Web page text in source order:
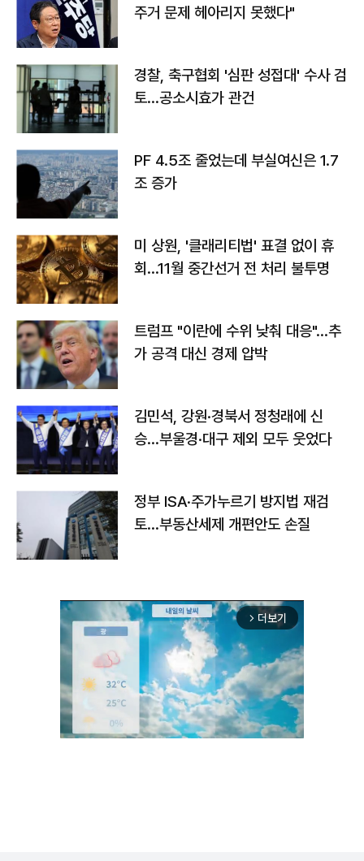
주거 문제 헤아리지 못했다"
경찰, 축구협회 '심판 성접대' 수사 검
토…공소시효가 관건
PF 4.5조 줄었는데 부실여신은 1.7
조 증가
미 상원, '클래리티법' 표결 없이 휴
회…11월 중간선거 전 처리 불투명
트럼프 "이란에 수위 낮춰 대응"…추
가 공격 대신 경제 압박
김민석, 강원·경북서 정청래에 신
승…부울경·대구 제외 모두 웃었다
정부 ISA·주가누르기 방지법 재검
토…부동산세제 개편안도 손질
arrow_forward_ios 더보기